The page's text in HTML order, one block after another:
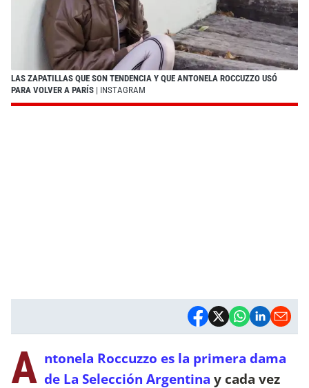
LAS ZAPATILLAS QUE SON TENDENCIA Y QUE ANTONELA ROCCUZZO USÓ
PARA VOLVER A PARÍS | INSTAGRAM
A ntonela Roccuzzo es la primera dama
de La Selección Argentina y cada vez